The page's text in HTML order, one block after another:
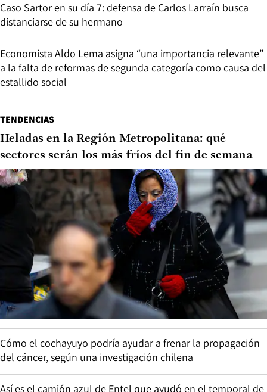
Caso Sartor en su día 7: defensa de Carlos Larraín busca
distanciarse de su hermano
Economista Aldo Lema asigna “una importancia relevante”
a la falta de reformas de segunda categoría como causa del
estallido social
TENDENCIAS
Heladas en la Región Metropolitana: qué
sectores serán los más fríos del fin de semana
Cómo el cochayuyo podría ayudar a frenar la propagación
del cáncer, según una investigación chilena
Así es el camión azul de Entel que ayudó en el temporal de